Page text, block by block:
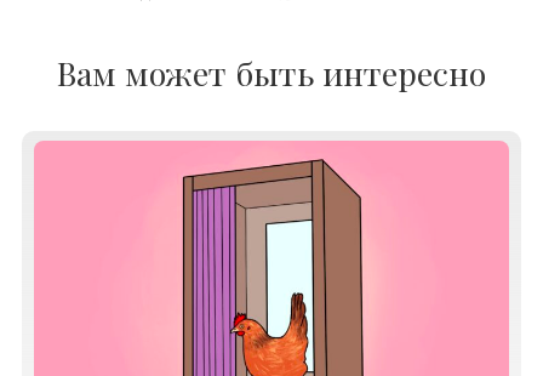
Вам может быть интересно